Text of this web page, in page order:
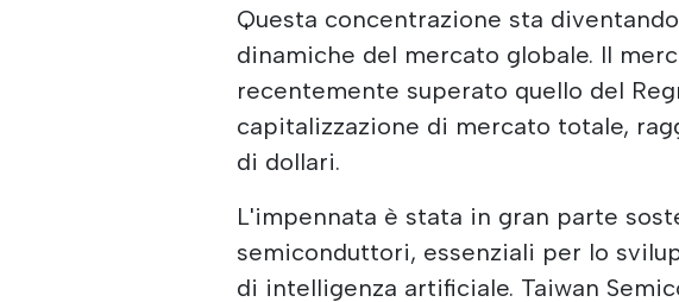
Questa concentrazione sta
dinamiche del mercato globale. Il
recentemente superato quello del
capitalizzazione di mercato totale,
di dollari.
L'impennata è stata in gran parte
semiconduttori, essenziali per lo
di intelligenza artificiale. Taiwan